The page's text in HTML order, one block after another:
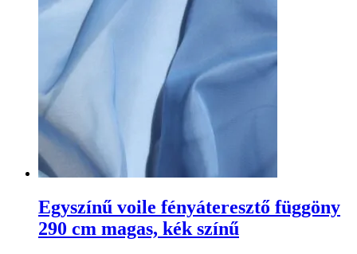
Egyszínű voile fényáteresztő függöny
290 cm magas, kék színű